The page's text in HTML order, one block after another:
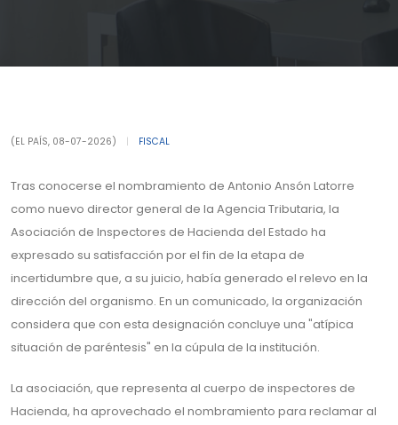
(EL PAÍS, 08-07-2026) FISCAL
Tras conocerse el nombramiento de Antonio Ansón Latorre
como nuevo director general de la Agencia Tributaria, la
Asociación de Inspectores de Hacienda del Estado ha
expresado su satisfacción por el fin de la etapa de
incertidumbre que, a su juicio, había generado el relevo en la
dirección del organismo. En un comunicado, la organización
considera que con esta designación concluye una "atípica
situación de paréntesis" en la cúpula de la institución.
La asociación, que representa al cuerpo de inspectores de
Hacienda, ha aprovechado el nombramiento para reclamar al